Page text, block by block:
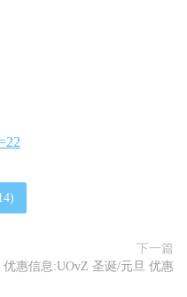
)
下一篇
优惠信息:UOvZ 圣诞/元旦 优惠